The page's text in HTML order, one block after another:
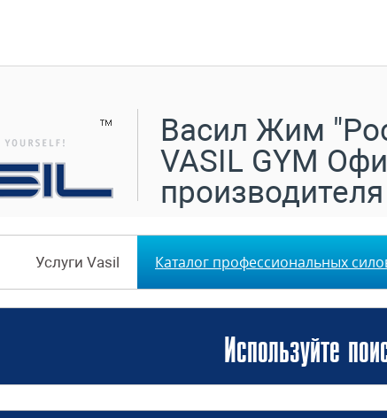
Васил Жим
VASIL GYM
Услуги Vasil Каталог профессиональных
Используйте